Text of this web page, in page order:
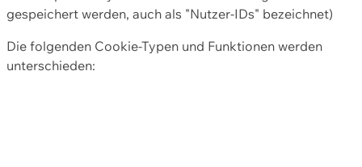
gespeichert werden, auch als "Nutzer-IDs" bezeichnet)
Die folgenden Cookie-Typen und Funktionen werden
unterschieden: